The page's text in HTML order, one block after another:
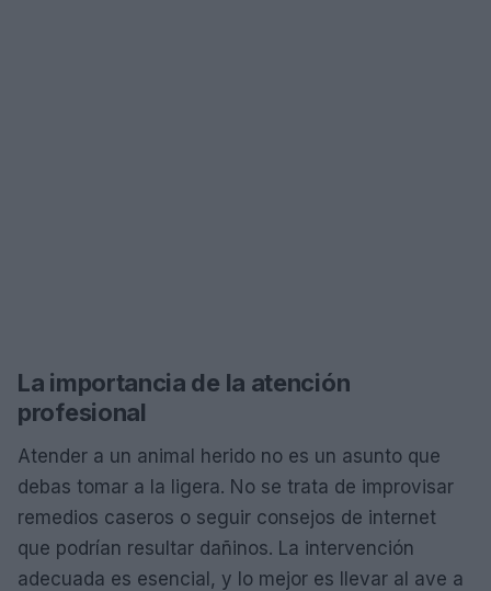
La importancia de la atención
profesional
Atender a un animal herido no es un asunto que
debas tomar a la ligera. No se trata de improvisar
remedios caseros o seguir consejos de internet
que podrían resultar dañinos. La intervención
adecuada es esencial, y lo mejor es llevar al ave a